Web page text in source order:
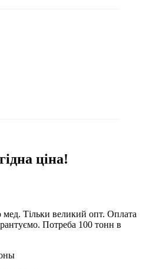
ціна!
Тільки великий опт. Оплата
Потреба 100 тонн в